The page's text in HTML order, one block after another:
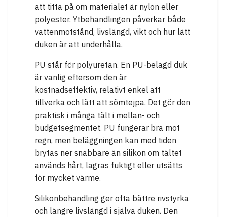
att titta på om materialet är nylon eller
polyester. Ytbehandlingen påverkar både
vattenmotstånd, livslängd, vikt och hur lätt
duken är att underhålla.
PU står för polyuretan. En PU-belagd duk
är vanlig eftersom den är
kostnadseffektiv, relativt enkel att
tillverka och lätt att sömtejpa. Det gör den
praktisk i många tält i mellan- och
budgetsegmentet. PU fungerar bra mot
regn, men beläggningen kan med tiden
brytas ner snabbare än silikon om tältet
används hårt, lagras fuktigt eller utsätts
för mycket värme.
Silikonbehandling ger ofta bättre rivstyrka
och längre livslängd i själva duken. Den